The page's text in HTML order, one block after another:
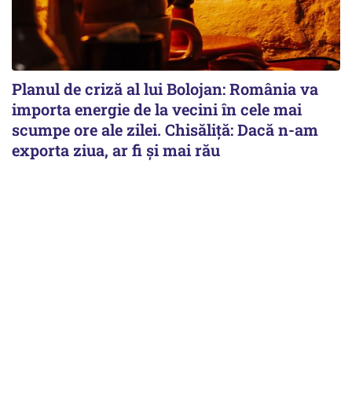
Planul de criză al lui Bolojan: România va
importa energie de la vecini în cele mai
scumpe ore ale zilei. Chisăliță: Dacă n-am
exporta ziua, ar fi și mai rău